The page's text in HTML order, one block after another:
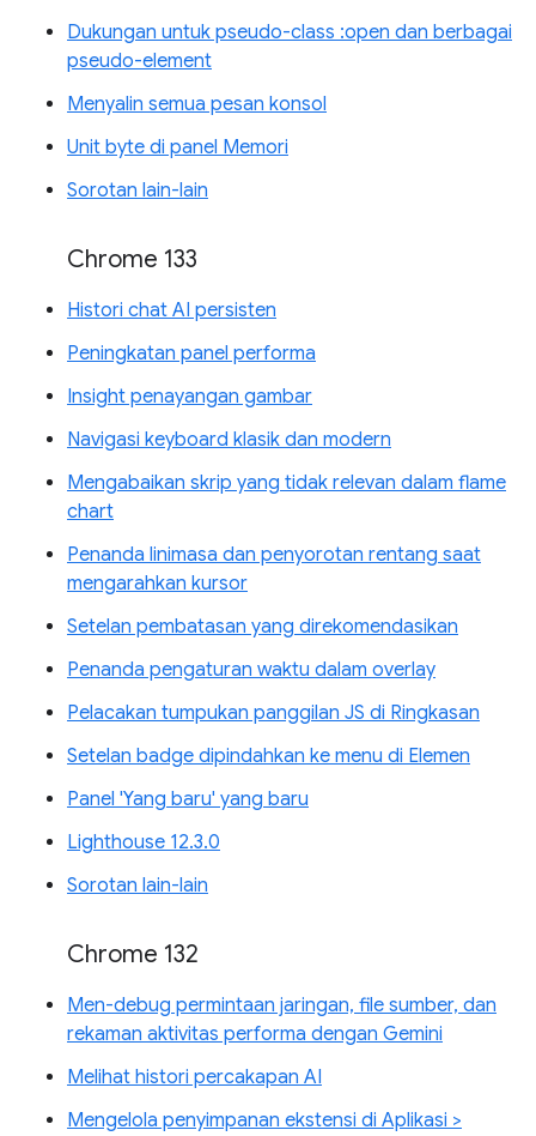
Dukungan untuk pseudo-class :open dan berbagai
pseudo-element
Menyalin semua pesan konsol
Unit byte di panel Memori
Sorotan lain-lain
Chrome 133
Histori chat AI persisten
Peningkatan panel performa
Insight penayangan gambar
Navigasi keyboard klasik dan modern
Mengabaikan skrip yang tidak relevan dalam flame
chart
Penanda linimasa dan penyorotan rentang saat
mengarahkan kursor
Setelan pembatasan yang direkomendasikan
Penanda pengaturan waktu dalam overlay
Pelacakan tumpukan panggilan JS di Ringkasan
Setelan badge dipindahkan ke menu di Elemen
Panel 'Yang baru' yang baru
Lighthouse 12.3.0
Sorotan lain-lain
Chrome 132
Men-debug permintaan jaringan, file sumber, dan
rekaman aktivitas performa dengan Gemini
Melihat histori percakapan AI
Mengelola penyimpanan ekstensi di Aplikasi >